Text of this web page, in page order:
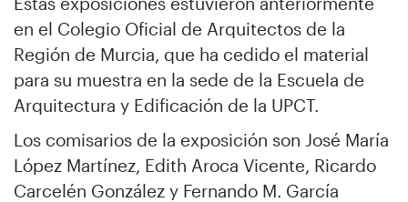
en el Colegio Oficial de Arquitectos de la
Región de Murcia, que ha cedido el material
para su muestra en la sede de la Escuela de
Arquitectura y Edificación de la UPCT.
Los comisarios de la exposición son José María
López Martínez, Edith Aroca Vicente, Ricardo
Carcelén González y Fernando M. García